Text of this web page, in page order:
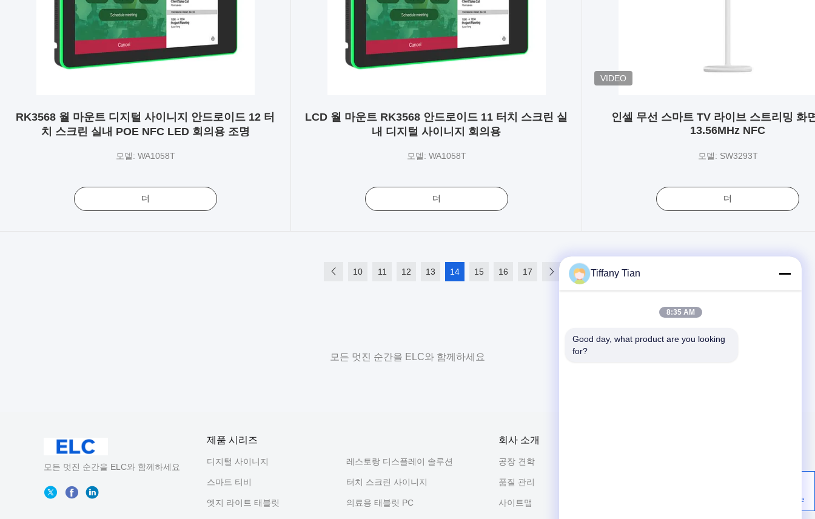
RK3568 월 마운트 디지털 사이니지 안드로이드 12 터
치 스크린 실내 POE NFC LED 회의용 조명
모델: WA1058T
더
LCD 월 마운트 RK3568 안드로이드 11 터치 스크린 실
내 디지털 사이니지 회의용
모델: WA1058T
더
VIDEO
인셀 무선 스마트 TV 라이브 스트리밍 화
13.56MHz NFC
모델: SW3293T
더
10 11 12 13 14 15 16 17
모든 멋진 순간을 ELC와 함께하세요
모든 멋진 순간을 ELC와 함께하세요
제품 시리즈
디지털 사이니지 레스토랑 디스플레이 솔루션
스마트 티비 터치 스크린 사이니지
엣지 라이트 태블릿 의료용 태블릿 PC
회사 소개
공장 견학
품질 관리
사이트맵
Tiffany Tian
8:35 AM
Good day, what product are you looking
for?